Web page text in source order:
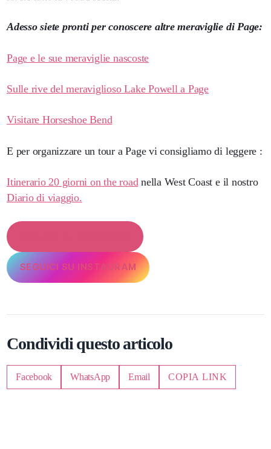
Adesso siete pronti per conoscere altre meraviglie di Page:
Page e le sue meraviglie nascoste
Sulle rive del meraviglioso Lake Powell a Page
Visitare Horseshoe Bend
E per organizzare un tour a Page vi consigliamo di leggere :
Itinerario 20 giorni on the roadnella West Coast e il nostro
Diario di viaggio.
SEGUICI SU INSTAGRAM
Condividi questo articolo
Facebook WhatsApp Email COPIA LINK